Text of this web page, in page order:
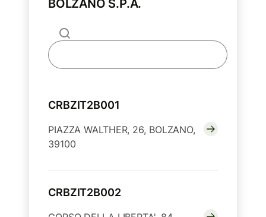
BOLZANO S.P.A.
CRBZIT2B001
PIAZZA WALTHER, 26, BOLZANO,
39100
CRBZIT2B002